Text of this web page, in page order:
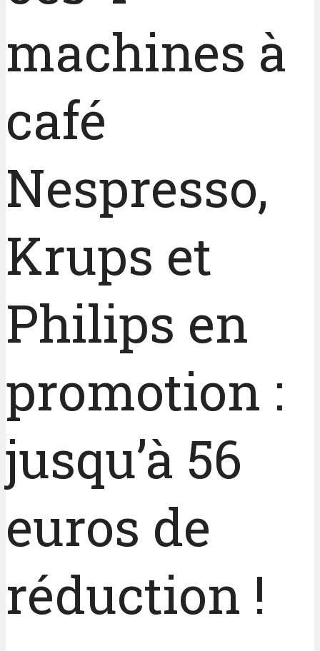
machines à
café
Nespresso,
Krups et
Philips en
promotion :
jusqu’à 56
euros de
réduction !